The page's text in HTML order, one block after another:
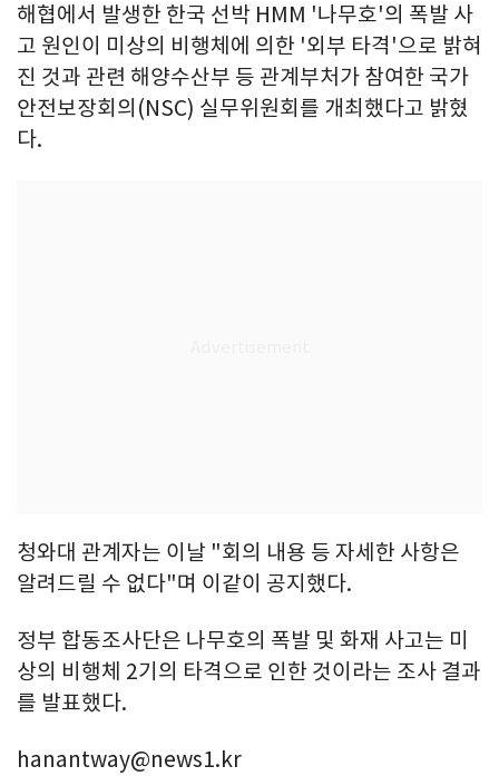
해협에서 발생한 한국 선박 HMM '나무호'의 폭발 사
고 원인이 미상의 비행체에 의한 '외부 타격'으로 밝혀
진 것과 관련 해양수산부 등 관계부처가 참여한 국가
안전보장회의(NSC) 실무위원회를 개최했다고 밝혔
다.
청와대 관계자는 이날 "회의 내용 등 자세한 사항은
알려드릴 수 없다"며 이같이 공지했다.
정부 합동조사단은 나무호의 폭발 및 화재 사고는 미
상의 비행체 2기의 타격으로 인한 것이라는 조사 결과
를 발표했다.
hanantway@news1.kr